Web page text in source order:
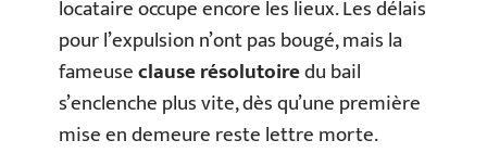
locataire occupe encore les lieux. Les délais
pour l’expulsion n’ont pas bougé, mais la
fameuseclause résolutoiredu bail
s’enclenche plus vite, dès qu’une première
mise en demeure reste lettre morte.